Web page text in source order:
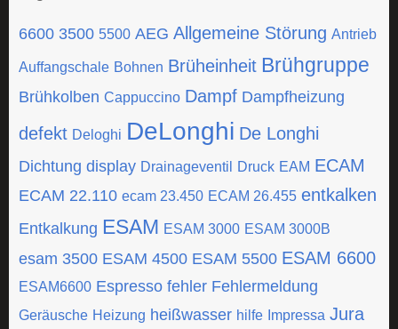
6600 3500 5500 AEG Allgemeine Störung Antrieb
Auffangschale Bohnen Brüheinheit Brühgruppe
Brühkolben Cappuccino Dampf Dampfheizung
defekt Deloghi DeLonghi De Longhi
Dichtung display Drainageventil Druck EAM ECAM
ECAM 22.110 ecam 23.450 ECAM 26.455 entkalken
Entkalkung ESAM ESAM 3000 ESAM 3000B
esam 3500 ESAM 4500 ESAM 5500 ESAM 6600
ESAM6600 Espresso fehler Fehlermeldung
Geräusche Heizung heißwasser hilfe Impressa Jura